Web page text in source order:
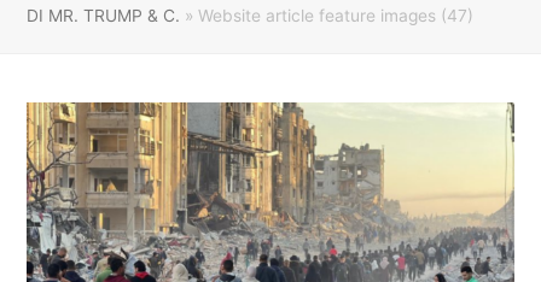
DI MR. TRUMP & C. »Website article feature images (47)